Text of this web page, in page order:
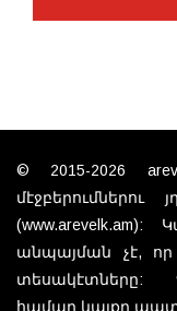
© 2015-2026
անպայման չէ,
տեսակէտները:
համար կայքը